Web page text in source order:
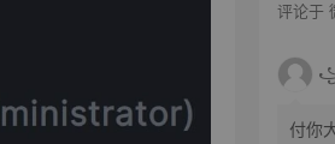
评论于
付你